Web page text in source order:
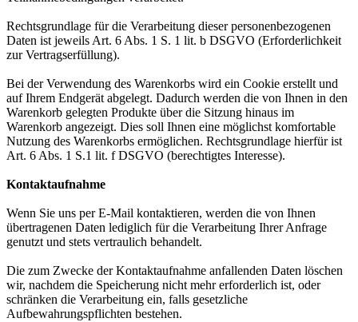
Rechtsgrundlage für die Verarbeitung dieser personenbezogenen
Daten ist jeweils Art. 6 Abs. 1 S. 1 lit. b DSGVO (Erforderlichkeit
zur Vertragserfüllung).
Bei der Verwendung des Warenkorbs wird ein Cookie erstellt und
auf Ihrem Endgerät abgelegt. Dadurch werden die von Ihnen in den
Warenkorb gelegten Produkte über die Sitzung hinaus im
Warenkorb angezeigt. Dies soll Ihnen eine möglichst komfortable
Nutzung des Warenkorbs ermöglichen. Rechtsgrundlage hierfür ist
Art. 6 Abs. 1 S.1 lit. f DSGVO (berechtigtes Interesse).
Kontaktaufnahme
Wenn Sie uns per E-Mail kontaktieren, werden die von Ihnen
übertragenen Daten lediglich für die Verarbeitung Ihrer Anfrage
genutzt und stets vertraulich behandelt.
Die zum Zwecke der Kontaktaufnahme anfallenden Daten löschen
wir, nachdem die Speicherung nicht mehr erforderlich ist, oder
schränken die Verarbeitung ein, falls gesetzliche
Aufbewahrungspflichten bestehen.